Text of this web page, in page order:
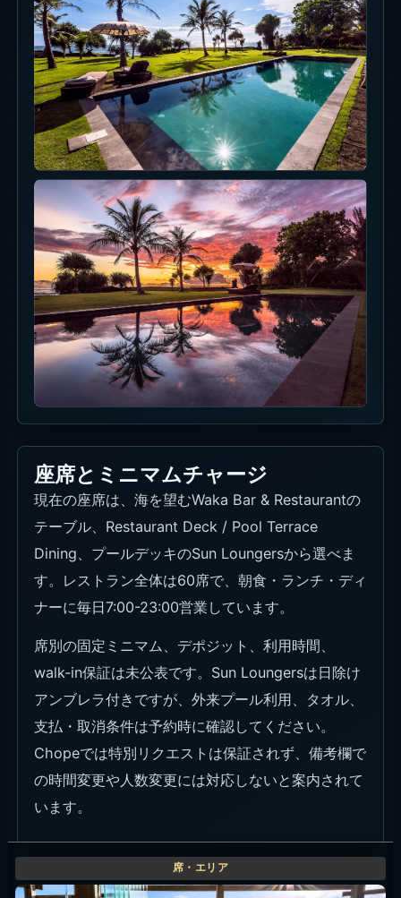
座席とミニマムチャージ
現在の座席は、海を望むWaka Bar & Restaurantの
テーブル、Restaurant Deck / Pool Terrace
Dining、プールデッキのSun Loungersから選べま
す。レストラン全体は60席で、朝食・ランチ・ディ
ナーに毎日7:00-23:00営業しています。
席別の固定ミニマム、デポジット、利用時間、
walk-in保証は未公表です。Sun Loungersは日除け
アンブレラ付きですが、外来プール利用、タオル、
支払・取消条件は予約時に確認してください。
Chopeでは特別リクエストは保証されず、備考欄で
の時間変更や人数変更には対応しないと案内されて
います。